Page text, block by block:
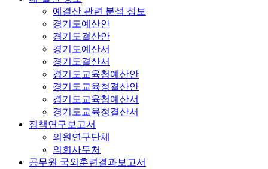
예결산 관련 분석 정보
경기도예산안
경기도결산안
경기도예산서
경기도결산서
경기도교육청예산안
경기도교육청결산안
경기도교육청예산서
경기도교육청결산서
정책연구보고서
의원연구단체
의회사무처
공무원 국외훈련결과보고서